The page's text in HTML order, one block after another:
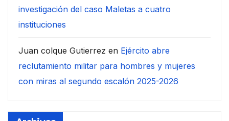
investigación del caso Maletas a cuatro
instituciones
Juan colque Gutierrez en Ejército abre
reclutamiento militar para hombres y mujeres
con miras al segundo escalón 2025-2026